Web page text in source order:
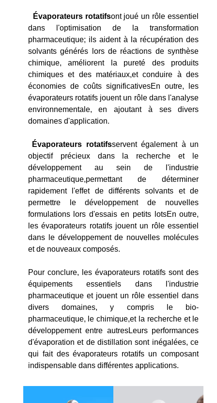
Évaporateurs rotatifsont joué un rôle essentiel
dans l'optimisation de la transformation
pharmaceutique; ils aident à la récupération des
solvants générés lors de réactions de synthèse
chimique, améliorent la pureté des produits
chimiques et des matériaux,et conduire à des
économies de coûts significativesEn outre, les
évaporateurs rotatifs jouent un rôle dans l'analyse
environnementale, en ajoutant à ses divers
domaines d'application.
Évaporateurs rotatifsservent également à un
objectif précieux dans la recherche et le
développement au sein de l'industrie
pharmaceutique,permettant de déterminer
rapidement l'effet de différents solvants et de
permettre le développement de nouvelles
formulations lors d'essais en petits lotsEn outre,
les évaporateurs rotatifs jouent un rôle essentiel
dans le développement de nouvelles molécules
et de nouveaux composés.
Pour conclure, les évaporateurs rotatifs sont des
équipements essentiels dans l'industrie
pharmaceutique et jouent un rôle essentiel dans
divers domaines, y compris le bio-
pharmaceutique, le chimique,et la recherche et le
développement entre autresLeurs performances
d'évaporation et de distillation sont inégalées, ce
qui fait des évaporateurs rotatifs un composant
indispensable dans différentes applications.